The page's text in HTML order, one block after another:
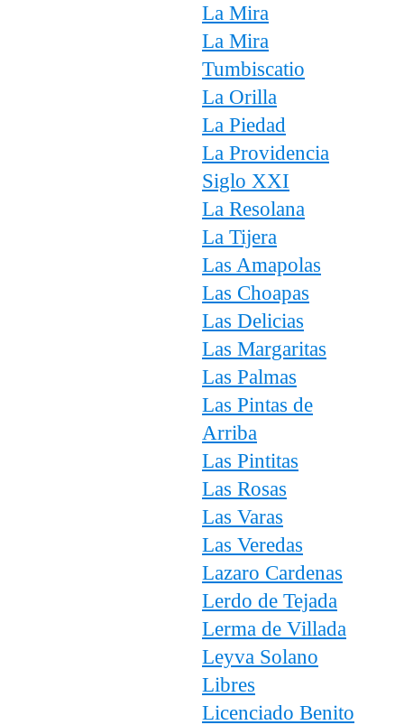
La Mira
La Mira
Tumbiscatio
La Orilla
La Piedad
La Providencia
Siglo XXI
La Resolana
La Tijera
Las Amapolas
Las Choapas
Las Delicias
Las Margaritas
Las Palmas
Las Pintas de
Arriba
Las Pintitas
Las Rosas
Las Varas
Las Veredas
Lazaro Cardenas
Lerdo de Tejada
Lerma de Villada
Leyva Solano
Libres
Licenciado Benito